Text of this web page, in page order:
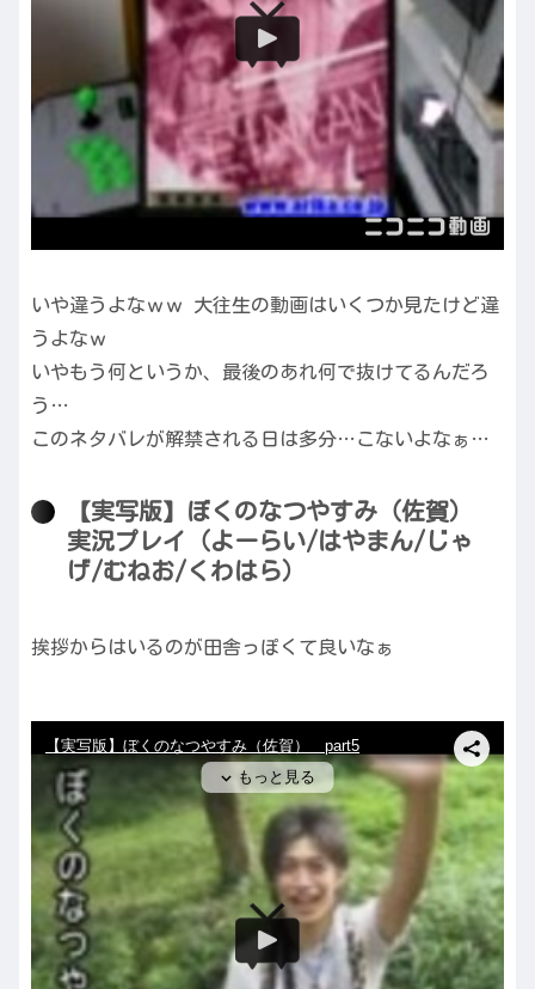
いや違うよなｗｗ 大往生の動画はいくつか見たけど違
うよなｗ
いやもう何というか、最後のあれ何で抜けてるんだろ
う…
このネタバレが解禁される日は多分…こないよなぁ…
【実写版】ぼくのなつやすみ（佐賀）
実況プレイ（よーらい/はやまん/じゃ
げ/むねお/くわはら）
挨拶からはいるのが田舎っぽくて良いなぁ